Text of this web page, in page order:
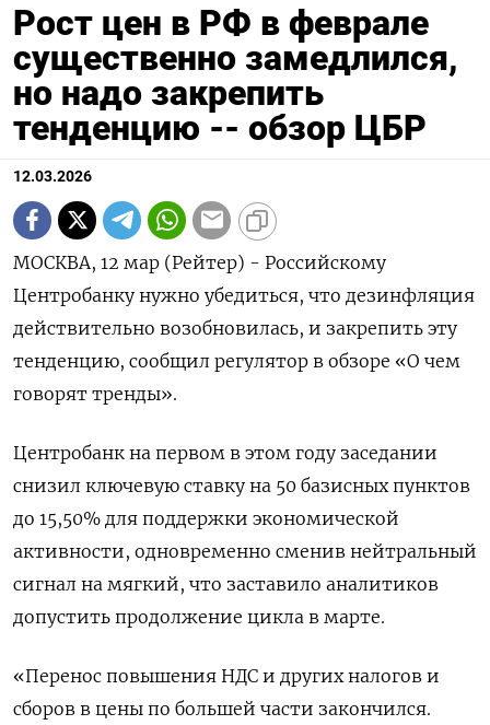
Рост цен в РФ в феврале
существенно замедлился,
но надо закрепить
тенденцию -- обзор ЦБР
12.03.2026
МОСКВА, 12 мар (Рейтер) - Российскому
Центробанку нужно убедиться, что дезинфляция
действительно возобновилась, и закрепить эту
тенденцию, сообщил регулятор в обзоре «О чем
говорят тренды».
Центробанк на первом в ‌этом году заседании
снизил ключевую ставку на 50 базисных пунктов
до 15,50% для поддержки экономической
активности, одновременно сменив нейтральный
сигнал на мягкий, что заставило ​аналитиков
допустить продолжение ​цикла в марте.
«Перенос повышения ​НДС и ⁠других налогов и
сборов в цены по большей ‌части закончился.